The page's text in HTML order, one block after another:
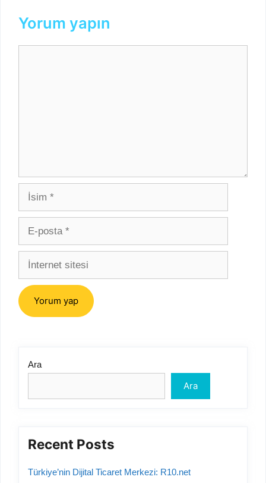
Yorum yapın
İsim
posta
İnternet
sitesi
Ara
Ara
Recent Posts
Türkiye’nin Dijital Ticaret Merkezi: R10.net